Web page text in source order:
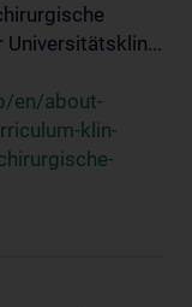
Universitätsklin...
en/about-
klin-